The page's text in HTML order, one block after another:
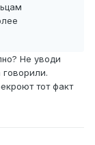
Не уводи
тот факт